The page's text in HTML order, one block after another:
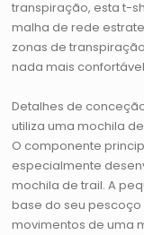
transpiração, esta t-
malha de rede
zonas de
nada mais
Detalhes de
utiliza uma mochila
O componente
especialmente
mochila de trail. A
base do seu
movimentos de uma